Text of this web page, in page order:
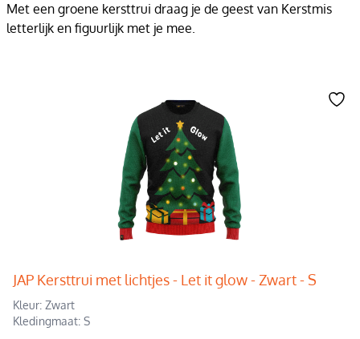
Met een groene kersttrui draag je de geest van Kerstmis
letterlijk en figuurlijk met je mee.
JAP Kersttrui met lichtjes - Let it glow - Zwart - S
Kleur: Zwart
Kledingmaat: S